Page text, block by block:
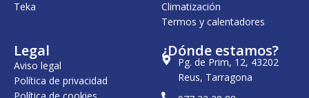
Teka
Climatización
Termos y calentadores
Legal
Aviso legal
Política de privacidad
¿Dónde estamos?
Pg. de Prim, 12, 43202
Reus, Tarragona